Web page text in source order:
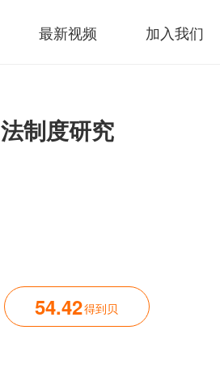
最新视频 加入我们
制度研究
54.42得到贝